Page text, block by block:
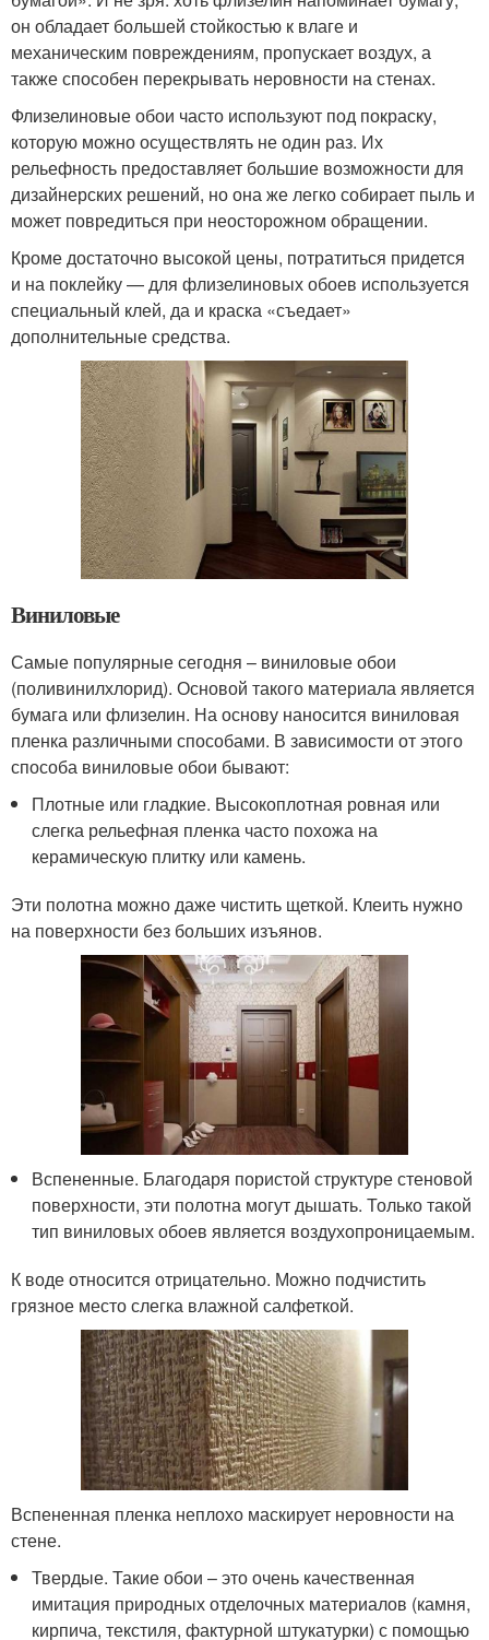
он обладает большей стойкостью к влаге и
механическим повреждениям, пропускает воздух, а
также способен перекрывать неровности на стенах.
Флизелиновые обои часто используют под покраску,
которую можно осуществлять не один раз. Их
рельефность предоставляет большие возможности для
дизайнерских решений, но она же легко собирает пыль и
может повредиться при неосторожном обращении.
Кроме достаточно высокой цены, потратиться придется
и на поклейку — для флизелиновых обоев используется
специальный клей, да и краска «съедает»
дополнительные средства.
Виниловые
Самые популярные сегодня – виниловые обои
(поливинилхлорид). Основой такого материала является
бумага или флизелин. На основу наносится виниловая
пленка различными способами. В зависимости от этого
способа виниловые обои бывают:
Плотные или гладкие. Высокоплотная ровная или
слегка рельефная пленка часто похожа на
керамическую плитку или камень.
Эти полотна можно даже чистить щеткой. Клеить нужно
на поверхности без больших изъянов.
Вспененные. Благодаря пористой структуре стеновой
поверхности, эти полотна могут дышать. Только такой
тип виниловых обоев является воздухопроницаемым.
К воде относится отрицательно. Можно подчистить
грязное место слегка влажной салфеткой.
Вспененная пленка неплохо маскирует неровности на
стене.
Твердые. Такие обои – это очень качественная
имитация природных отделочных материалов (камня,
кирпича, текстиля, фактурной штукатурки) с помощью